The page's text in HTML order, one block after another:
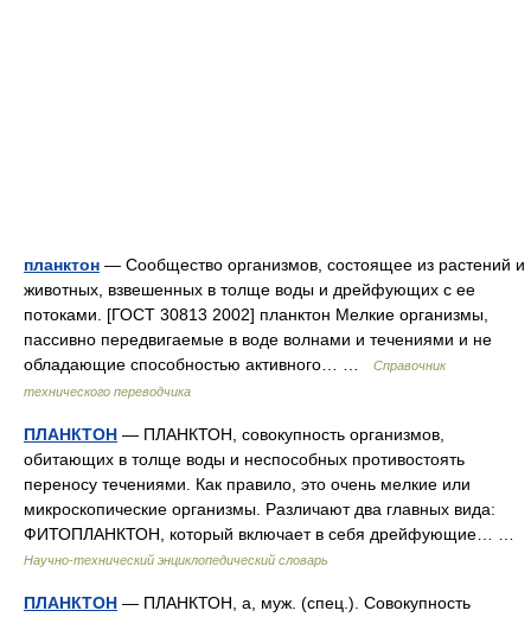
планктон — Сообщество организмов, состоящее из растений и
животных, взвешенных в толще воды и дрейфующих с ее
потоками. [ГОСТ 30813 2002] планктон Мелкие организмы,
пассивно передвигаемые в воде волнами и течениями и не
обладающие способностью активного… …
Справочник
технического переводчика
ПЛАНКТОН — ПЛАНКТОН, совокупность организмов,
обитающих в толще воды и неспособных противостоять
переносу течениями. Как правило, это очень мелкие или
микроскопические организмы. Различают два главных вида:
ФИТОПЛАНКТОН, который включает в себя дрейфующие… …
Научно-технический энциклопедический словарь
ПЛАНКТОН — ПЛАНКТОН, а, муж. (спец.). Совокупность